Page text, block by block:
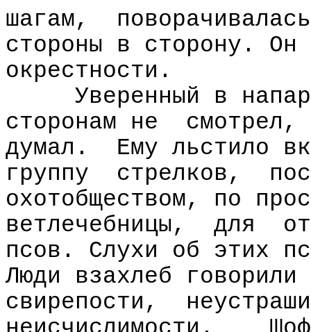
шагам,
поворачивалась
стороны в сторону. Он
окрестности.
Уверенный в
сторонам не
смотрел,
думал.
Ему льстило
группу
стрелков,
охотобществом, по
ветлечебницы,
для
псов. Слухи об этих
Люди взахлеб
свирепости,